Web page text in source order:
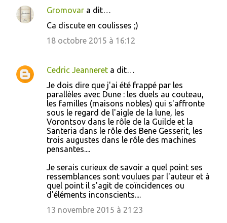
Gromovar a dit…
Ca discute en coulisses ;)
18 octobre 2015 à 16:12
Cedric Jeanneret a dit…
Je dois dire que j'ai été frappé par les
parallèles avec Dune : les duels au couteau,
les familles (maisons nobles) qui s'affronte
sous le regard de l'aigle de la lune, les
Vorontsov dans le rôle de la Guilde et la
Santeria dans le rôle des Bene Gesserit, les
trois augustes dans le rôle des machines
pensantes....
Je serais curieux de savoir a quel point ses
ressemblances sont voulues par l'auteur et à
quel point il s'agit de coïncidences ou
d'éléments inconscients....
13 novembre 2015 à 21:23